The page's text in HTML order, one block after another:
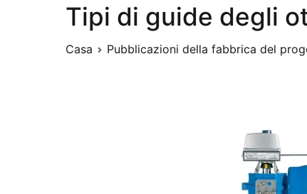
Tipi di guide degli
Casa Pubblicazioni della fabbrica del